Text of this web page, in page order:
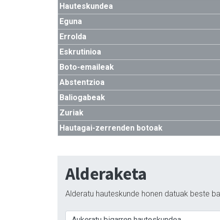
Hauteskundea
Eguna
Errolda
Eskrutinioa
Boto-emaileak
Abstentzioa
Baliogabeak
Zuriak
Hautagai-zerrenden botoak
Alderaketa
Alderatu hauteskunde honen datuak beste